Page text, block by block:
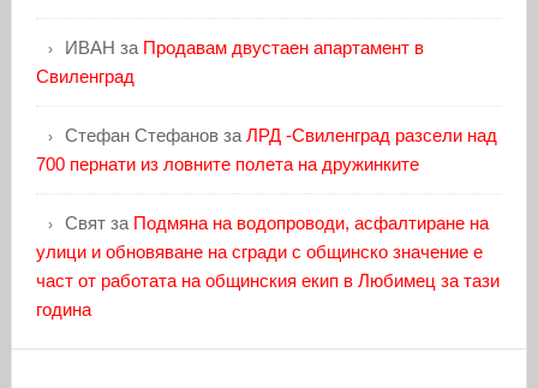
ИВАН за Продавам двустаен апартамент в
Свиленград
Стефан Стефановза ЛРД -Свиленград разсели над
700 пернати из ловните полета на дружинките
Святза Подмяна на водопроводи, асфалтиране на
улици и обновяване на сгради с общинско значение е
част от работата на общинския екип в Любимец за тази
година